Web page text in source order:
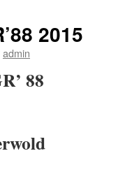
2015
admin
88